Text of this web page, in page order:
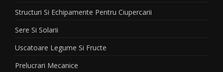
Structuri Si Echipamente Pentru Ciupercarii
Sere Si Solarii
Uscatoare Legume Si Fructe
Prelucrari Mecanice